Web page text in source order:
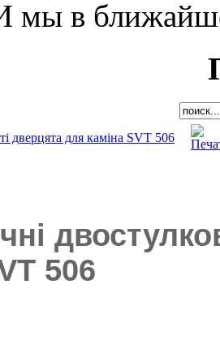
мы в
дверцята для каміна SVT 506
506